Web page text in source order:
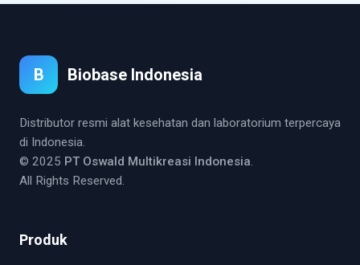
B Biobase Indonesia
Distributor resmi alat kesehatan dan laboratorium terpercaya
di Indonesia.
© 2025 PT Oswald Multikreasi Indonesia.
All Rights Reserved.
Produk